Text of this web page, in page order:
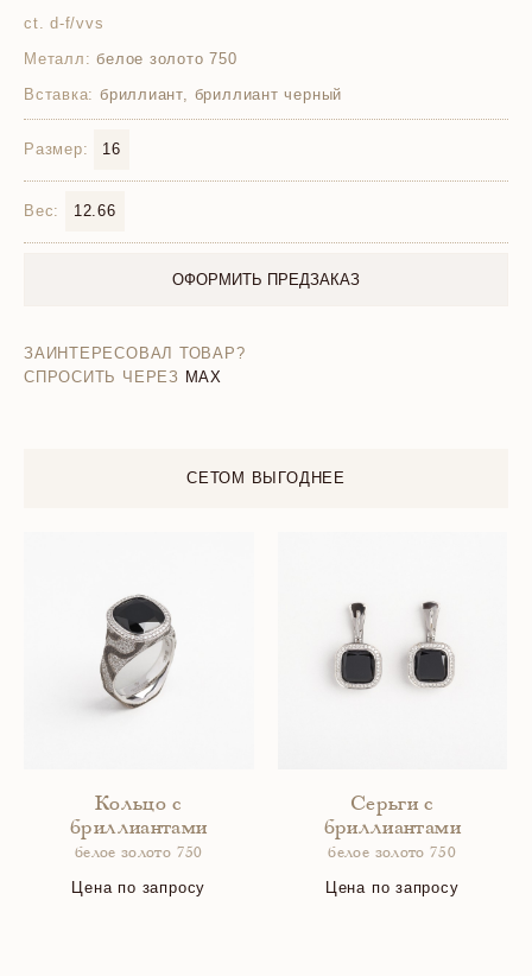
ct. d-f/vvs
Металл: белое золото 750
Вставка: бриллиант, бриллиант черный
Размер: 16
Вес: 12.66
ОФОРМИТЬ ПРЕДЗАКАЗ
ЗАИНТЕРЕСОВАЛ ТОВАР?
СПРОСИТЬ ЧЕРЕЗ MAX
СЕТОМ ВЫГОДНЕЕ
Кольцо с
бриллиантами
белое золото 750
Цена по запросу
Серьги с
бриллиантами
белое золото 750
Цена по запросу